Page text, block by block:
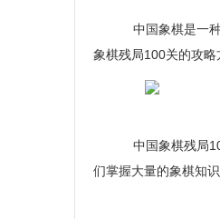
中国象棋是一种
象棋残局100关的攻略
中国象棋残局
们掌握大量的象棋知